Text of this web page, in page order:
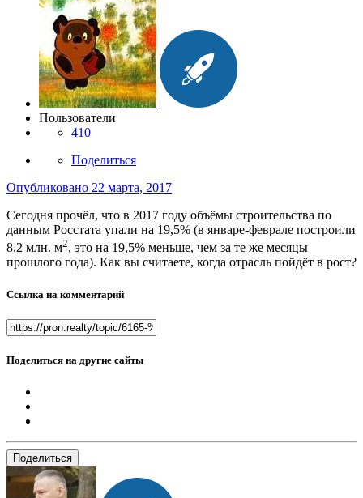
Пользователи
410
Поделиться
Опубликовано 22 марта, 2017
Сегодня прочёл, что в 2017 году объёмы строительства по
данным Росстата упали на 19,5% (в январе-феврале построили
8,2 млн. м2, это на 19,5% меньше, чем за те же месяцы
прошлого года). Как вы считаете, когда отрасль пойдёт в рост?
Ссылка на комментарий
Поделиться на другие сайты
Поделиться